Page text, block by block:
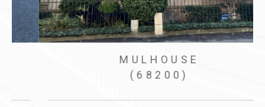
MULHOUSE
(68200)